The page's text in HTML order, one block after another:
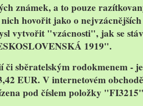
známek, a to pouze
hovořit jako o
vytvořit "vzácnosti", jak se
1919".
sběratelským rodokmenem -
EUR. V internetovém
pod číslem položky "FI3215